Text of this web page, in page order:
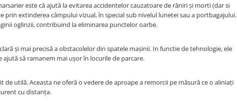
este că ajută la evitarea accidentelor cauzatoare de răniri și morti (dar si
prin extinderea câmpului vizual, în special sub nivelul lunetei sau a portbagajului.
oglinzii, contribuind la eliminarea punctelor oarbe.
și mai precisă a obstacolelor din spatele mașinii. In functie de tehnologie, ele
să ramanem mai ușor în locurile de parcare.
utilă. Aceasta ne oferă o vedere de aproape a remorcii pe măsură ce o aliniați
cu distanța.